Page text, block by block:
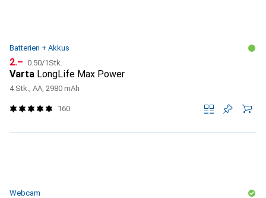
Batterien + Akkus
CHF
2.– CHF
0.50/1Stk.
Varta LongLife Max Power
4 Stk., AA, 2980 mAh
160
Webcam